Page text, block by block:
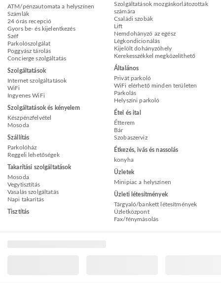
ATM/pénzautomata a helyszínen
Számlák
24 órás recepció
Gyors be- és kijelentkezés
Széf
Parkolószolgálat
Poggyász tárolás
Concierge szolgáltatás
Szolgáltatások
Internet szolgáltatások
WiFi
Ingyenes WiFi
Szolgáltatások és kényelem
Készpénzfelvétel
Mosoda
Szállítás
Parkolóház
Reggeli lehetőségek
Takarítási szolgáltatások
Mosoda
Vegytisztítás
Vasalás szolgáltatás
Napi takarítás
Tisztítás
Szolgáltatások mozgáskorlátozottak
számára
Családi szobák
Lift
Nemdohányzó az egész
Légkondicionálás
Kijelölt dohányzóhely
Kerekesszékkel megközelíthető
Általános
Privát parkoló
WiFi elérhető minden területen
Parkolás
Helyszíni parkoló
Étel és ital
Étterem
Bár
Szobaszerviz
Étkezés, ivás és nassolás
konyha
Üzletek
Minipiac a helyszínen
Üzleti létesítmények
Tárgyaló/bankett létesítmények
Üzletközpont
Fax/fénymásolás